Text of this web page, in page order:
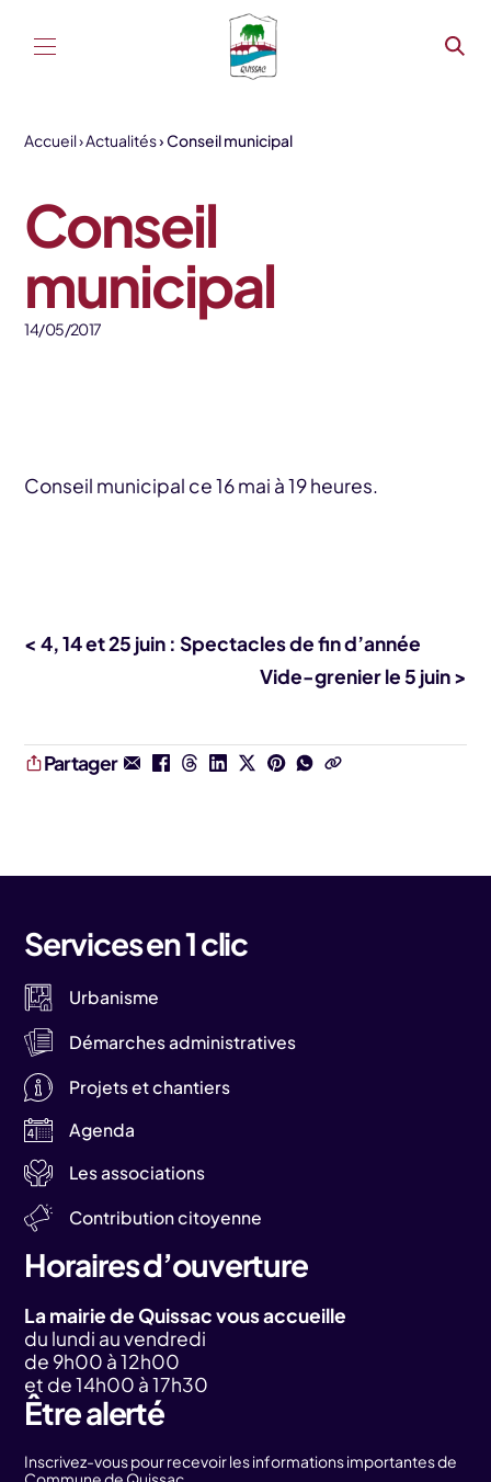
Accueil Actualités Conseil municipal
Conseil
municipal
14/05/2017
Conseil municipal ce 16 mai à 19 heures.
< 4, 14 et 25 juin : Spectacles de fin d’année
Vide-grenier le 5 juin >
Partager
Services en 1 clic
Urbanisme
Démarches administratives
Projets et chantiers
Agenda
Les associations
Contribution citoyenne
Horaires d’ouverture
La mairie de Quissac vous accueille
du lundi au vendredi
de 9h00 à 12h00
et de 14h00 à 17h30
Être alerté
Inscrivez-vous pour recevoir les informations importantes de